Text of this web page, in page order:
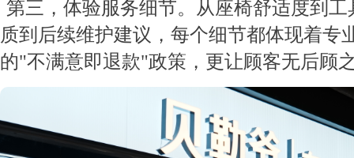
第三，体验服务细节。从座椅舒适度到
质到后续维护建议，每个细节都体现着专
的"不满意即退款"政策，更让顾客无后顾